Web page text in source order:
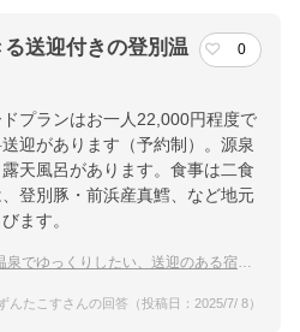
送迎付きの登別温
0
プランはお一人22,000円程度で
迎があります（予約制）。源泉
天風呂があります。食事は二食
登別豚・前浜産真鱈、など地元
ます。
ゆっくりしたい、送迎のある宿を紹介してほしい
んたこすさんの回答（投稿日：2025/7/ 8）